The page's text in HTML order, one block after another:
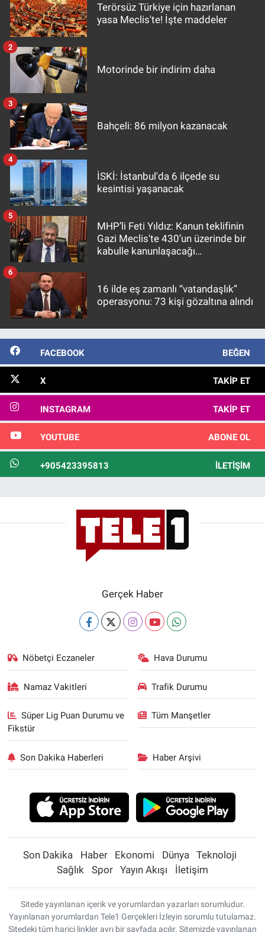
Terörsüz Türkiye için hazırlanan
yasa Meclis'te! İşte maddeler
Motorinde bir indirim daha
2
Bahçeli: 86 milyon kazanacak
3
İSKİ: İstanbul'da 6 ilçede su
kesintisi yaşanacak
4
MHP’li Feti Yıldız: Kanun teklifinin
Gazi Meclis'te 430’un üzerinde bir
kabulle kanunlaşacağı
5
16 ilde eş zamanlı “vatandaşlık”
operasyonu: 73 kişi gözaltına alındı
6
FACEBOOK BEĞEN
X TAKIP ET
INSTAGRAM TAKIP ET
YOUTUBE ABONE OL
+905423395813 İLETIŞIM
Gerçek Haber
Nöbetçi Eczaneler Hava Durumu
Namaz Vakitleri Trafik Durumu
Süper Lig Puan Durumu ve
Fikstür
Tüm Manşetler
Son Dakika Haberleri Haber Arşivi
Son Dakika Haber Ekonomi Dünya
Teknoloji
Sağlık
Spor Yayın Akışı İletişim
Sitede yayınlanan içerik ve yorumlardan yazarları sorumludur.
Yayınlanan yorumlardan Tele1 Gerçekleri İzleyin sorumlu tutulamaz.
Sitedeki tüm harici linkler ayrı bir sayfada açılır. Sitemizde yayınlanan